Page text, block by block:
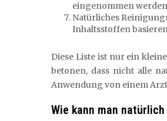
eingenommen
Natürliches
Inhaltsstoffen
Diese Liste ist nur ein
betonen, dass nicht alle
Anwendung von einem
Wie kann man